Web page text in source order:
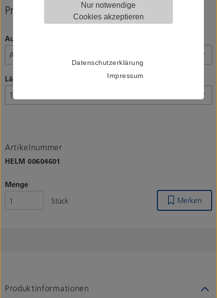
Nur notwendige
Cookies akzeptieren
Datenschutzerklärung
Impressum
Produkt konfigurieren
Ausführung
Länge
Artikelnummer
HELM00604601
Menge
Stück
Merken
Produktinformationen